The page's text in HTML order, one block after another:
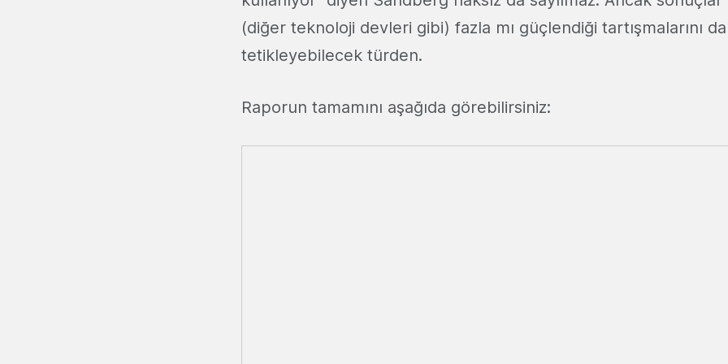
(diğer teknoloji devleri gibi) fazla mı güçlendiği tartışmalarını da
tetikleyebilecek türden.
Raporun tamamını aşağıda görebilirsiniz: